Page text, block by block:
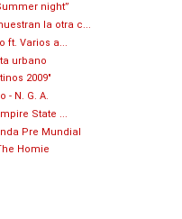
night”
la otra c...
ft. Varios a...
urbano
2009"
- N. G. A.
State ...
Pre Mundial
Homie